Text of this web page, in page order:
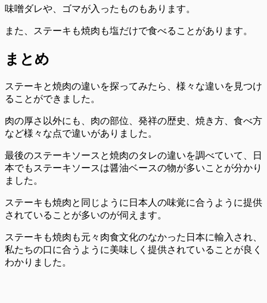
味噌ダレや、ゴマが入ったものもあります。
また、ステーキも焼肉も塩だけで食べることがあります。
まとめ
ステーキと焼肉の違いを探ってみたら、様々な違いを見つけ
ることができました。
肉の厚さ以外にも、肉の部位、発祥の歴史、焼き方、食べ方
など様々な点で違いがありました。
最後のステーキソースと焼肉のタレの違いを調べていて、日
本でもステーキソースは醤油ベースの物が多いことが分かり
ました。
ステーキも焼肉と同じように日本人の味覚に合うように提供
されていることが多いのが伺えます。
ステーキも焼肉も元々肉食文化のなかった日本に輸入され、
私たちの口に合うように美味しく提供されていることが良く
わかりました。